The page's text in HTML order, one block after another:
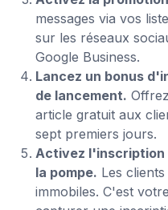
messages via vos
sur les réseaux
Google Business.
Lancez un bonus
de lancement.
article gratuit aux
sept premiers jours.
Activez l'inscription
la pompe. Les
immobiles. C'est